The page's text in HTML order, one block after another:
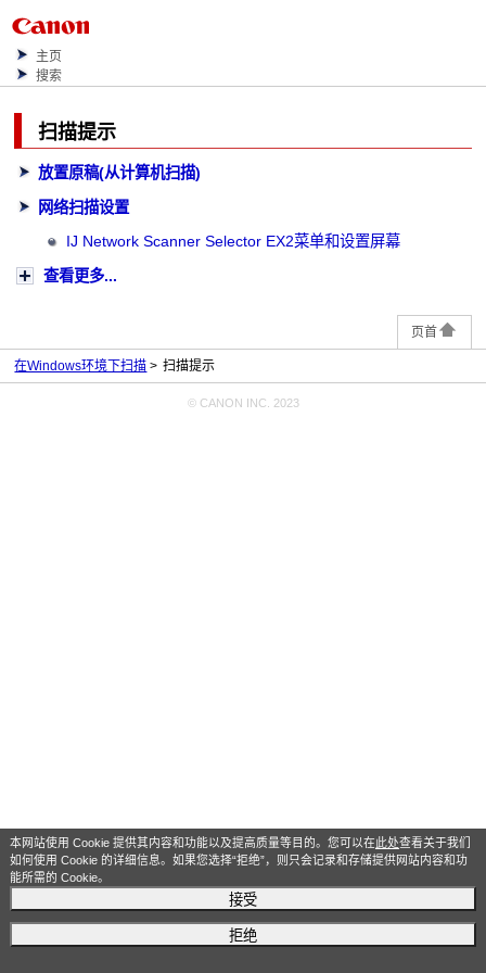
本网站使用 Cookie 提供其内容和功能以及提高质量等目的。您可以在此处查看关于我们
如何使用 Cookie 的详细信息。如果您选择“拒绝”，则只会记录和存储提供网站内容和功
能所需的 Cookie。
接受
拒绝
主页
搜索
扫描提示
放置原稿(从计算机扫描)
网络扫描设置
IJ Network Scanner Selector EX2菜单和设置屏幕
查看更多...
页首
在Windows环境下扫描 扫描提示
© CANON INC. 2023